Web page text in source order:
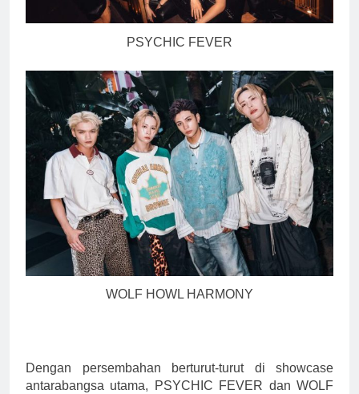
PSYCHIC FEVER
WOLF HOWL HARMONY
Dengan persembahan berturut-turut di showcase
antarabangsa utama, PSYCHIC FEVER dan WOLF